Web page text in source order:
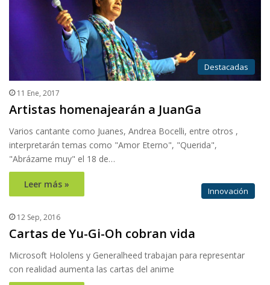
Destacadas
11 Ene, 2017
Artistas homenajearán a JuanGa
Varios cantante como Juanes, Andrea Bocelli, entre otros ,
interpretarán temas como "Amor Eterno", "Querida",
"Abrázame muy" el 18 de…
Leer más »
Innovación
12 Sep, 2016
Cartas de Yu-Gi-Oh cobran vida
Microsoft Hololens y Generalheed trabajan para representar
con realidad aumenta las cartas del anime